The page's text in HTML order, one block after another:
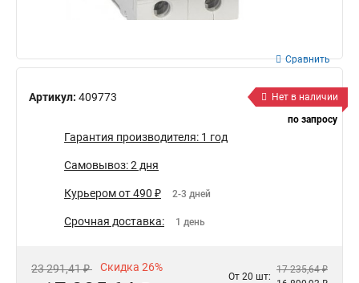
Артикул: 409773
Сравнить
Нет в наличии
по запросу
Гарантия производителя: 1 год
Самовывоз: 2 дня
Курьером от 490 ₽ 2-3 дней
Срочная доставка: 1 день
23 291,41 ₽ Скидка 26%
От 20 шт:
17 235,64 ₽